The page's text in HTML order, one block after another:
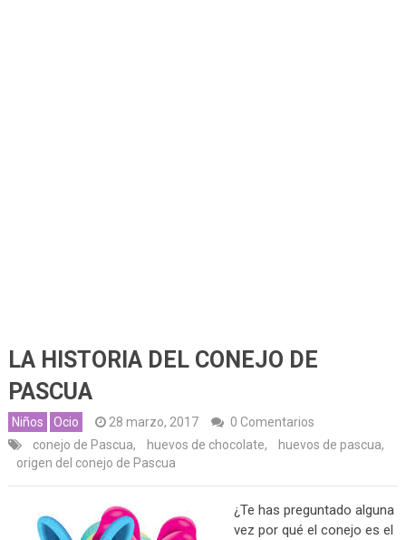
LA HISTORIA DEL CONEJO DE
PASCUA
Niños Ocio 28 marzo, 2017
0 Comentarios
conejo de Pascua, huevos de chocolate, huevos de pascua,
origen del conejo de Pascua
¿Te has preguntado alguna
vez por qué el conejo es el